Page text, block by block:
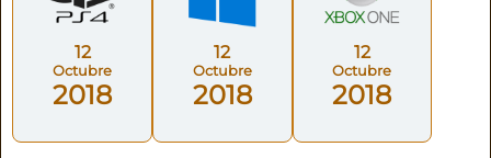
12
Octubre
2018
12
Octubre
2018
12
Octubre
2018